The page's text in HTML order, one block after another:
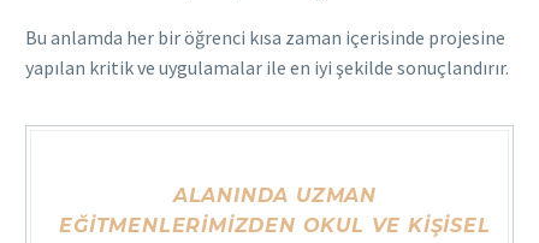
Bu anlamda her bir öğrenci kısa zaman içerisinde projesine
yapılan kritik ve uygulamalar ile en iyi şekilde sonuçlandırır.
ALANINDA UZMAN
EĞITMENLERIMIZDEN OKUL VE KIŞISEL